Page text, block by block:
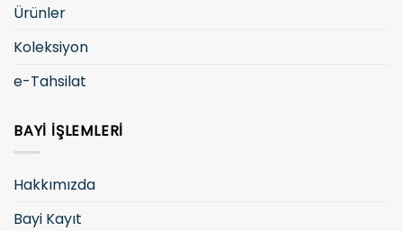
Ürünler
Koleksiyon
e-Tahsilat
BAYI İŞLEMLERI
Hakkımızda
Bayi Kayıt